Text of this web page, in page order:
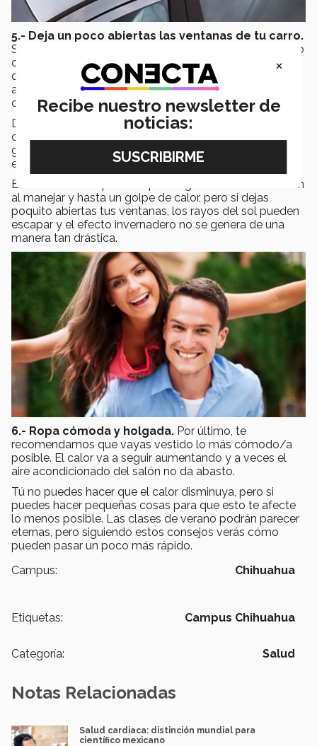
5.- Deja un poco abiertas las ventanas de tu carro.
Si te estacionas en el Tec, antes de ir a tu clase, deja uno
o dos cm abiertas las ventanas de tu auto. Los vidrios
de los carros dejan pasar directamente los rayos de sol
adentro del carro, pero no los dejan salir tan fácilmente,
creando un efecto invernadero.
De acuerdo a un estudio realizado por la seguradora de
carros, RACC, si la temperatura ambiente es de 35
grados centígrados, tu carro, por dentro, puede llegar a
estar hasta los 55 grados.
Este nivel de temperatura puede generar desorientación
al manejar y hasta un golpe de calor, pero si dejas
poquito abiertas tus ventanas, los rayos del sol pueden
escapar y el efecto invernadero no se genera de una
manera tan drástica.
6.- Ropa cómoda y holgada. Por último, te
recomendamos que vayas vestido lo más cómodo/a
posible. El calor va a seguir aumentando y a veces el
aire acondicionado del salón no da abasto.
Tú no puedes hacer que el calor disminuya, pero si
puedes hacer pequeñas cosas para que esto te afecte
lo menos posible. Las clases de verano podrán parecer
eternas, pero siguiendo estos consejos verás cómo
pueden pasar un poco más rápido.
Campus:
Chihuahua
Etiquetas: Campus Chihuahua
Categoría: Salud
Notas Relacionadas
Salud cardiaca: distinción mundial para
científico mexicano
×
Recibe nuestro newsletter de
noticias: